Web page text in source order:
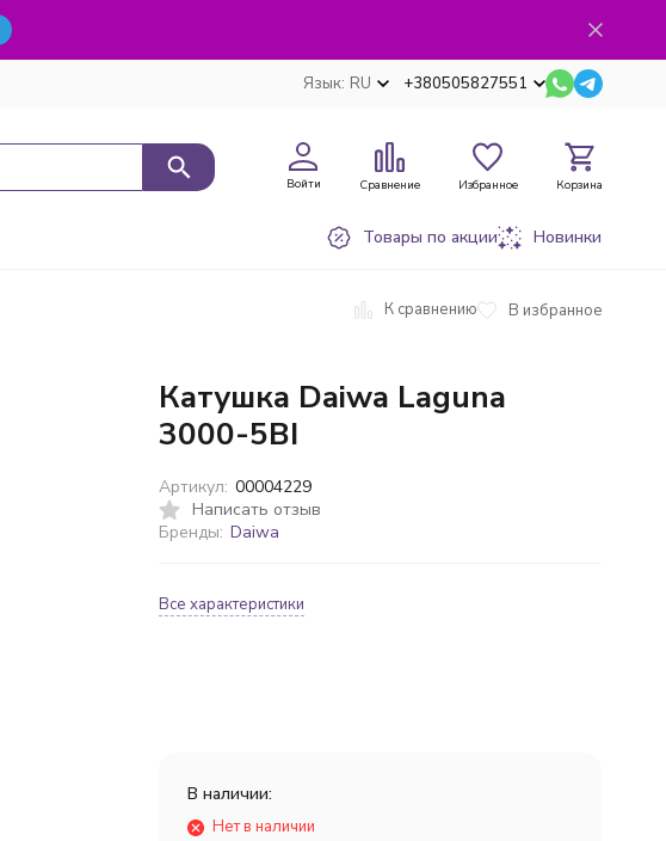
Язык: RU +380505827551
Войти Сравнение Избранное Корзина
Товары по акции Новинки
К сравнению В избранное
Катушка Daiwa Laguna
3000-5BI
Написать отзыв
Бренды: Daiwa
Артикул: 00004229
Все характеристики
В наличии:
Нет в наличии